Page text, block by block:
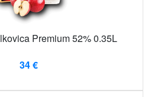
Premium 52% 0.35L
34 €